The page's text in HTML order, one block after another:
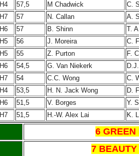
H4 57,5 M Chadwick C.
H7 57 N. Callan A.
H6 57 B. Shinn T.
H5 56 J. Moreira C.
H5 55 Z. Purton F.
H6 54,5 G. Van Niekerk
H7 54 C.C. Wong C.
H4 53,5 H. N. Jack Wong D.
H6 51,5 V. Borges Y.
H7 51,5 H.-W. Alex Lai K.
6 GREEN
7